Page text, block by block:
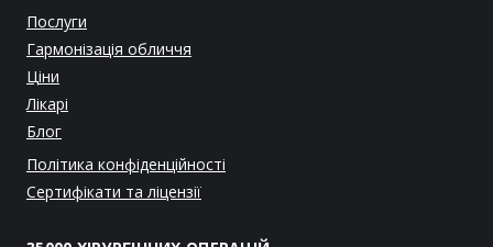
Послуги
Гармонізація обличчя
Ціни
Лікарі
Блог
Політика конфіденційності
Сертифікати та ліцензії